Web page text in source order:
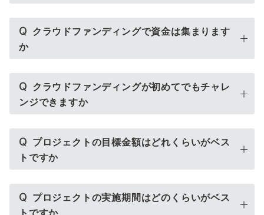
Q クラウドファンディングで資金は集まります
か
Q クラウドファンディングが初めてでもチャレ
ンジできますか
Q プロジェクトの目標金額はどれくらいがベス
トですか
Q プロジェクトの実施期間はどのくらいがベス